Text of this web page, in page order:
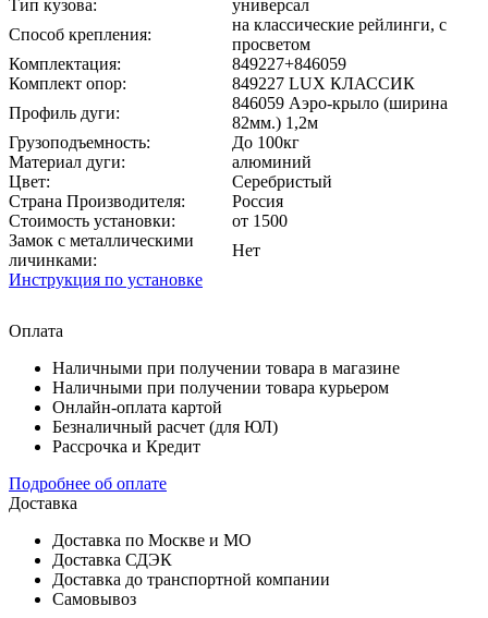
Тип кузова:
универсал
Способ крепления:
на классические рейлинги, с
просветом
Комплектация:
849227+846059
Комплект опор:
849227 LUX КЛАССИК
Профиль дуги:
846059 Аэро-крыло (ширина
82мм.) 1,2м
Грузоподъемность:
До 100кг
Материал дуги:
алюминий
Цвет:
Серебристый
Страна Производителя:
Россия
Стоимость установки:
от 1500
Замок с металлическими
личинками:
Нет
Инструкция по установке
Оплата
Наличными при получении товара в магазине
Наличными при получении товара курьером
Онлайн-оплата картой
Безналичный расчет (для ЮЛ)
Рассрочка и Кредит
Подробнее об оплате
Доставка
Доставка по Москве и МО
Доставка СДЭК
Доставка до транспортной компании
Самовывоз